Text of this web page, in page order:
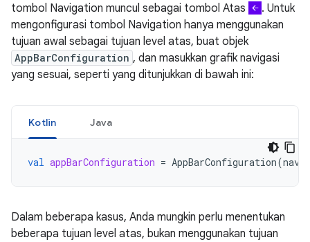
tombol Navigation muncul sebagai tombol Atas
. Untuk
mengonfigurasi tombol Navigation hanya menggunakan
tujuan awal sebagai tujuan level atas, buat objek
AppBarConfiguration , dan masukkan grafik navigasi
yang sesuai, seperti yang ditunjukkan di bawah ini:
Kotlin Java
val appBarConfiguration = AppBarConfiguration(
Dalam beberapa kasus, Anda mungkin perlu menentukan
beberapa tujuan level atas, bukan menggunakan tujuan